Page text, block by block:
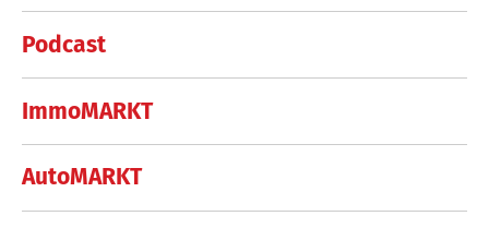
Podcast
ImmoMARKT
AutoMARKT